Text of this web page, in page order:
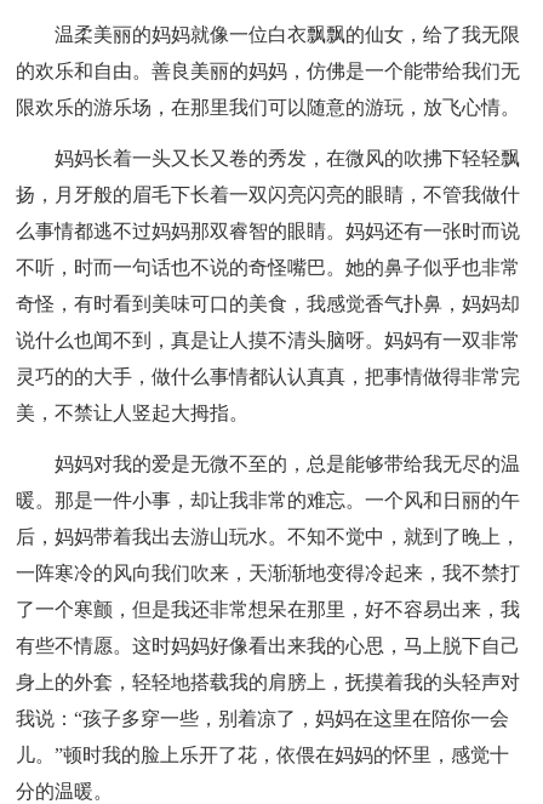
温柔美丽的妈妈就像一位白衣飘飘的仙女，给了我无限
的欢乐和自由。善良美丽的妈妈，仿佛是一个能带给我们无
限欢乐的游乐场，在那里我们可以随意的游玩，放飞心情。
妈妈长着一头又长又卷的秀发，在微风的吹拂下轻轻飘
扬，月牙般的眉毛下长着一双闪亮闪亮的眼睛，不管我做什
么事情都逃不过妈妈那双睿智的眼睛。妈妈还有一张时而说
不听，时而一句话也不说的奇怪嘴巴。她的鼻子似乎也非常
奇怪，有时看到美味可口的美食，我感觉香气扑鼻，妈妈却
说什么也闻不到，真是让人摸不清头脑呀。妈妈有一双非常
灵巧的的大手，做什么事情都认认真真，把事情做得非常完
美，不禁让人竖起大拇指。
妈妈对我的爱是无微不至的，总是能够带给我无尽的温
暖。那是一件小事，却让我非常的难忘。一个风和日丽的午
后，妈妈带着我出去游山玩水。不知不觉中，就到了晚上，
一阵寒冷的风向我们吹来，天渐渐地变得冷起来，我不禁打
了一个寒颤，但是我还非常想呆在那里，好不容易出来，我
有些不情愿。这时妈妈好像看出来我的心思，马上脱下自己
身上的外套，轻轻地搭载我的肩膀上，抚摸着我的头轻声对
我说：“孩子多穿一些，别着凉了，妈妈在这里在陪你一会
儿。”顿时我的脸上乐开了花，依偎在妈妈的怀里，感觉十
分的温暖。